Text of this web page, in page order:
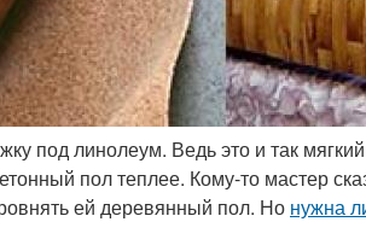
под линолеум. Ведь это и так
пол теплее. Кому-то мастер
ей деревянный пол. Но нужна